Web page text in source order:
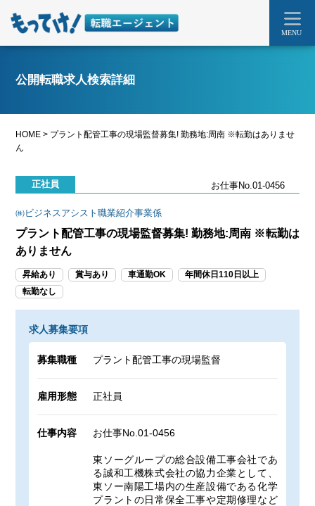
MENU
公開転職求人検索詳細
HOME > プラント配管工事の現場監督募集! 勤務地:周南 ※転勤はありませ
ん
正社員 お仕事No.01-0456
㈱ビジネスアシスト職業紹介事業係
プラント配管工事の現場監督募集! 勤務地:周南 ※転勤は
ありません
昇給あり 賞与あり 車通勤OK
年間休日110日以上
転勤なし
求人募集要項
募集職種 プラント配管工事の現場監督
雇用形態 正社員
仕事内容 お仕事No.01-0456
東ソーグループの総合設備工事会社であ
る誠和工機株式会社の協力企業として、
東ソー南陽工場内の生産設備である化学
プラントの日常保全工事や定期修理など